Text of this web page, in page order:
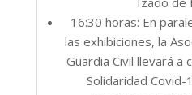
16:30 horas: En
las exhibiciones, la
Guardia Civil llevará a
Solidaridad